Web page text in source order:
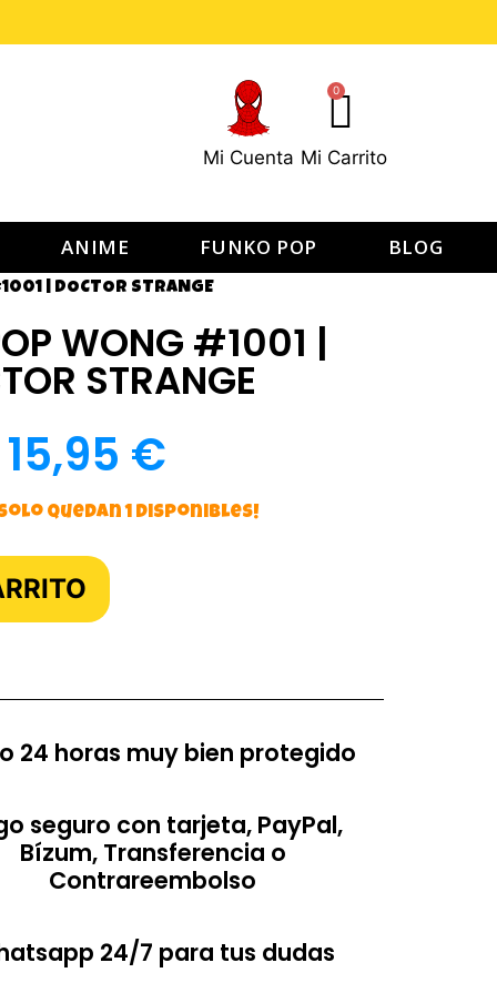
Mi Cuenta
0
Mi Carrito
ANIME FUNKO POP BLOG
| DOCTOR STRANGE
WONG #1001 |
STRANGE
15,95 €
solo quedan 1 disponibles!
24 horas muy bien protegido
seguro con tarjeta, PayPal,
Bízum, Transferencia o
Contrareembolso
24/7 para tus dudas